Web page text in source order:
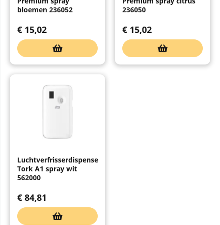
bloemen 236052
€ 15,02
236050
€ 15,02
Luchtverfrisserdispenser
Tork A1 spray wit
562000
€ 84,81